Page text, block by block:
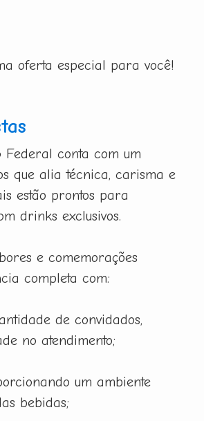
oferta especial para você!
Federal conta com um
que alia técnica, carisma e
estão prontos para
drinks exclusivos.
e comemorações
completa com:
de convidados,
no atendimento;
um ambiente
bebidas;